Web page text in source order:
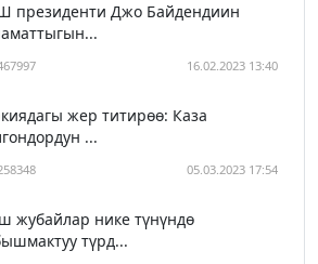
президенти Джо Байдендиин
16.02.2023 13:40
жер титирөө: Каза
...
05.03.2023 17:54
жубайлар нике түнүндө
түрд...